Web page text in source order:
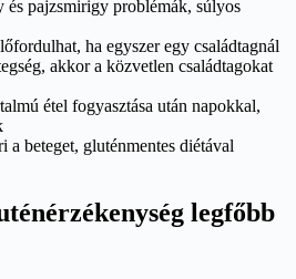
és pajzsmirigy problémák, súlyos
ha egyszer egy családtagnál
akkor a közvetlen családtagokat
étel fogyasztása után napokkal,
a beteget, gluténmentes diétával
legfőbb